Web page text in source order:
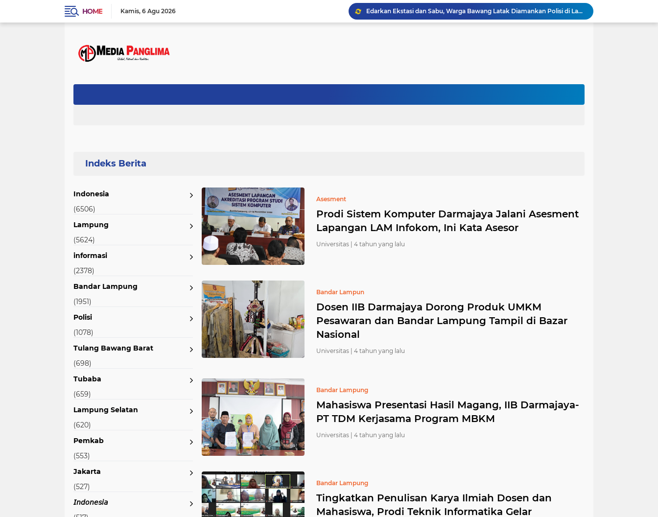
HOME Kamis 6 Agu 2026
Edarkan Ekstasi dan Sabu, Warga Bawang Latak Diamankan Polisi di Lambu Kibang
OJK Bersama Pemkab Pesisir Barat Wujudkan Inklusi Keuangan Nyata: 150 Guru dan Tenaga Pendidik Terima Polis Asuransi Jiwa
Dugaan Ancaman terhadap Keluarga Pengurus PWI Lampung Dikawal Legislator dan Jurnalis
Indonesia
(6506)
Lampung
(5624)
informasi
(2378)
Bandar Lampung
(1951)
Polisi
(1078)
Tulang Bawang Barat
(698)
Tubaba
(659)
Lampung Selatan
(620)
Pemkab
(553)
Jakarta
(527)
𝘐𝘯𝘥𝘰𝘯𝘦𝘴𝘪𝘢
Asesment
Prodi Sistem Komputer Darmajaya Jalani Asesment
Lapangan LAM Infokom, Ini Kata Asesor
Universitas | 4 tahun yang lalu
Bandar Lampun
Dosen IIB Darmajaya Dorong Produk UMKM
Pesawaran dan Bandar Lampung Tampil di Bazar
Nasional
Universitas | 4 tahun yang lalu
Bandar Lampung
Mahasiswa Presentasi Hasil Magang, IIB Darmajaya-
PT TDM Kerjasama Program MBKM
Universitas | 4 tahun yang lalu
Bandar Lampung
Tingkatkan Penulisan Karya Ilmiah Dosen dan
Mahasiswa, Prodi Teknik Informatika Gelar